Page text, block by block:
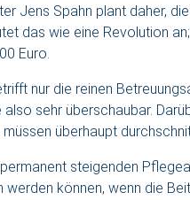
Jens Spahn plant daher,
das wie eine Revolution
Euro.
nur die reinen
sehr überschaubar.
überhaupt
steigenden
können, wenn die